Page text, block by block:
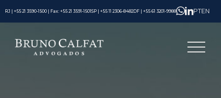
RJ | +55 21 3590-1500 | Fax: +55 21 3591-1501SP | +55 11 2306-8482 DF | +55 61 3201-9988 PTEN